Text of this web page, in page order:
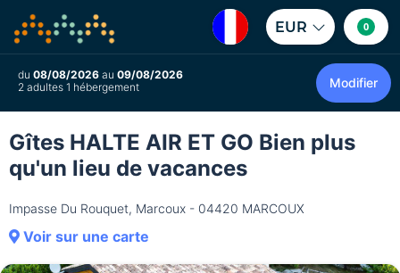
EUR 0
du 08/08/2026 au 09/08/2026
2 adultes 1 hébergement
Modifier
Gîtes HALTE AIR ET GO Bien plus
qu'un lieu de vacances
Impasse Du Rouquet, Marcoux - 04420 MARCOUX
Voir sur une carte